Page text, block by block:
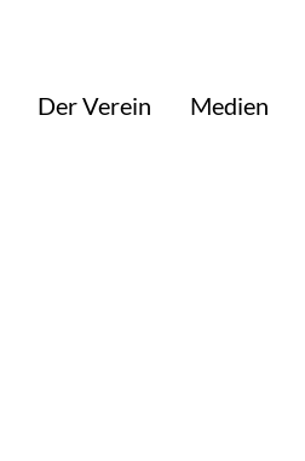
Der Verein Medien